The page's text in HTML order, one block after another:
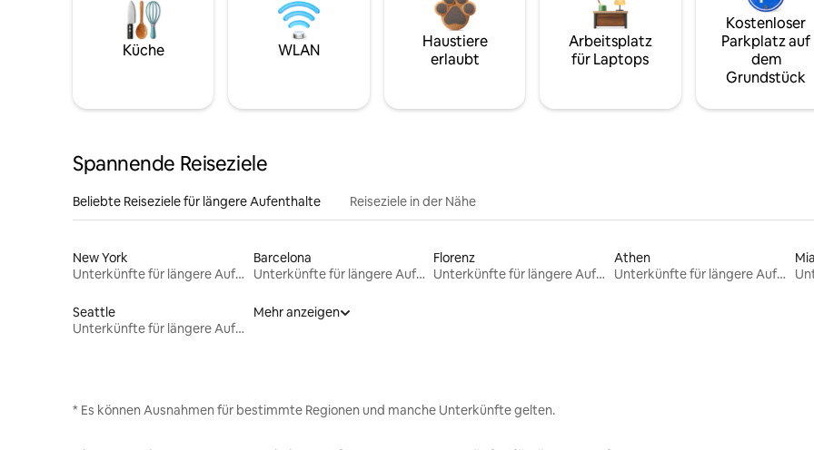
Küche WLAN
Haustiere
erlaubt
Arbeitsplatz
für Laptops
Kostenloser
Parkplatz auf
dem
Grundstück
Spannende Reiseziele
Beliebte Reiseziele für längere Aufenthalte Reiseziele in der Nähe
New York
Unterkünfte für längere Aufenthalte
Barcelona
Unterkünfte für längere Aufenthalte
Florenz
Unterkünfte für längere Aufenthalte
Athen
Unterkünfte für längere Aufenthalte
Seattle
Unterkünfte für längere Aufenthalte
Mehr anzeigen
* Es können Ausnahmen für bestimmte Regionen und manche Unterkünfte gelten.